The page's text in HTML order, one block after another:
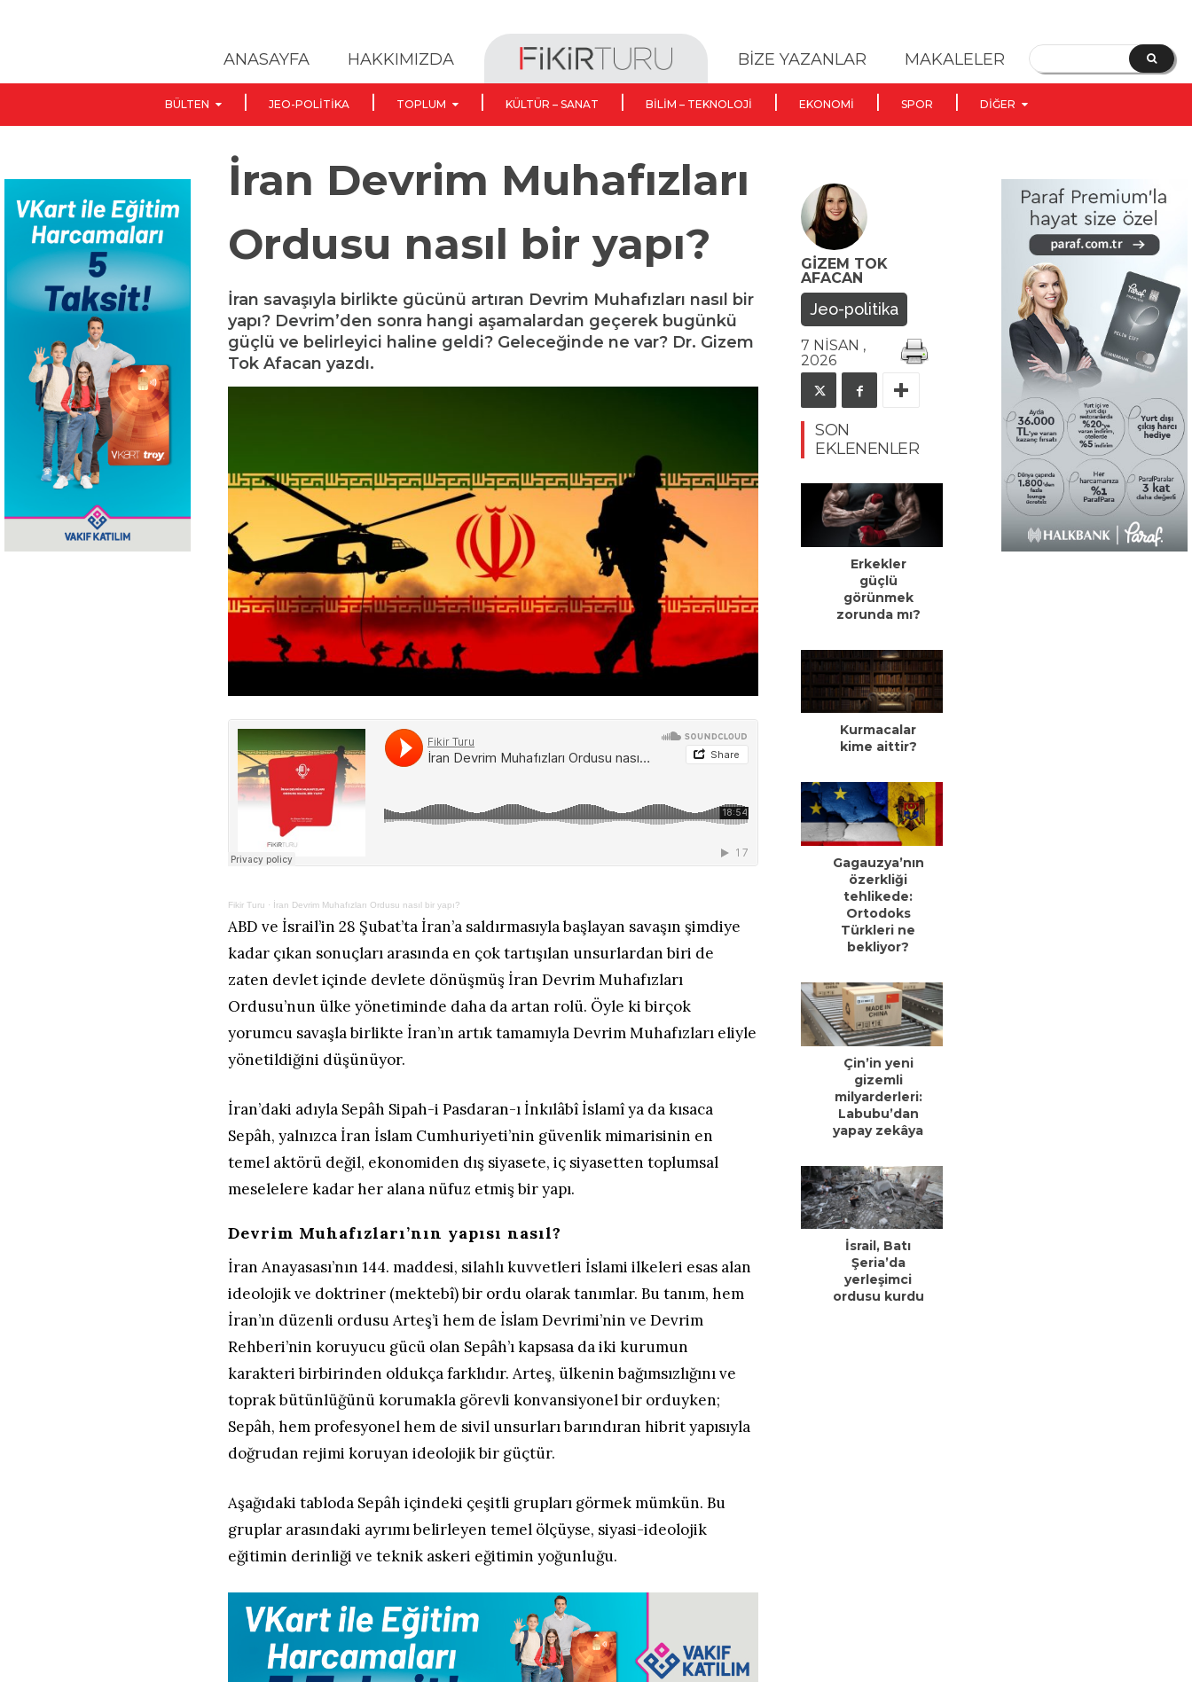
ANASAYFA HAKKIMIZDA BİZE YAZANLAR MAKALELER
BÜLTEN JEO-POLITIKA TOPLUM KÜLTÜR – SANAT BILIM – TEKNOLOJI EKONOMI SPOR DIĞER
İran Devrim Muhafızları
Ordusu nasıl bir yapı?
İran savaşıyla birlikte gücünü artıran Devrim Muhafızları nasıl bir
yapı? Devrim’den sonra hangi aşamalardan geçerek bugünkü
güçlü ve belirleyici haline geldi? Geleceğinde ne var? Dr. Gizem
Tok Afacan yazdı.
Fikir Turu · İran Devrim Muhafızları Ordusu nasıl bir yapı?
ABD ve İsrail’in 28 Şubat’ta İran’a saldırmasıyla başlayan savaşın şimdiye
kadar çıkan sonuçları arasında en çok tartışılan unsurlardan biri de
zaten devlet içinde devlete dönüşmüş İran Devrim Muhafızları
Ordusu’nun ülke yönetiminde daha da artan rolü. Öyle ki birçok
yorumcu savaşla birlikte İran’ın artık tamamıyla Devrim Muhafızları eliyle
yönetildiğini düşünüyor.
İran’daki adıyla Sepâh Sipah-i Pasdaran-ı İnkılâbî İslamî ya da kısaca
Sepâh, yalnızca İran İslam Cumhuriyeti’nin güvenlik mimarisinin en
temel aktörü değil, ekonomiden dış siyasete, iç siyasetten toplumsal
meselelere kadar her alana nüfuz etmiş bir yapı.
Devrim Muhafızları’nın yapısı nasıl?
İran Anayasası’nın 144. maddesi, silahlı kuvvetleri İslami ilkeleri esas alan
ideolojik ve doktriner (mektebî) bir ordu olarak tanımlar. Bu tanım, hem
İran’ın düzenli ordusu Arteş’i hem de İslam Devrimi’nin ve Devrim
Rehberi’nin koruyucu gücü olan Sepâh’ı kapsasa da iki kurumun
karakteri birbirinden oldukça farklıdır. Arteş, ülkenin bağımsızlığını ve
toprak bütünlüğünü korumakla görevli konvansiyonel bir orduyken;
Sepâh, hem profesyonel hem de sivil unsurları barındıran hibrit yapısıyla
doğrudan rejimi koruyan ideolojik bir güçtür.
Aşağıdaki tabloda Sepâh içindeki çeşitli grupları görmek mümkün. Bu
gruplar arasındaki ayrımı belirleyen temel ölçüyse, siyasi-ideolojik
eğitimin derinliği ve teknik askeri eğitimin yoğunluğu.
GIZEM TOK
AFACAN
Jeo-politika
7 NISAN ,
2026
SON
EKLENENLER
Erkekler
güçlü
görünmek
zorunda mı?
Kurmacalar
kime aittir?
Gagauzya’nın
özerkliği
tehlikede:
Ortodoks
Türkleri ne
bekliyor?
Çin’in yeni
gizemli
milyarderleri:
Labubu’dan
yapay zekâya
İsrail, Batı
Şeria’da
yerleşimci
ordusu kurdu